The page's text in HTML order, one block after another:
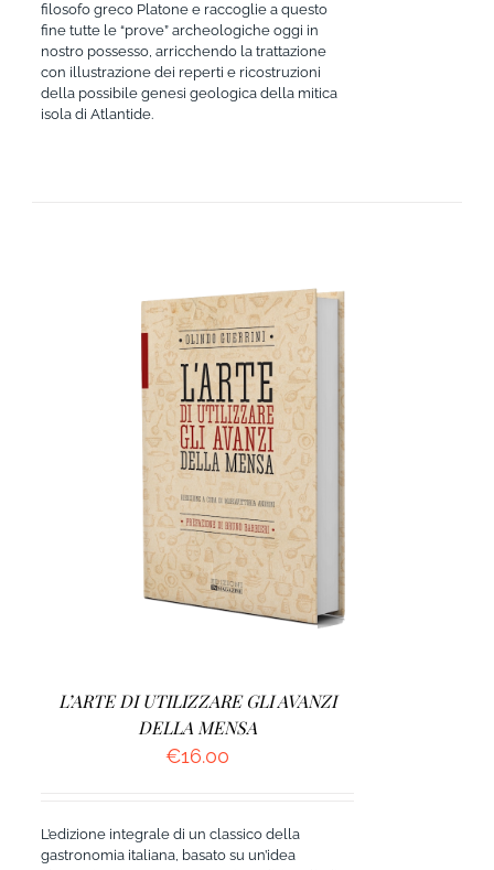
filosofo greco Platone e raccoglie a questo
fine tutte le “prove” archeologiche oggi in
nostro possesso, arricchendo la trattazione
con illustrazione dei reperti e ricostruzioni
della possibile genesi geologica della mitica
isola di Atlantide.
AGGIUNGI AL CARRELLO /
L’ARTE DI UTILIZZARE GLI AVANZI
DELLA MENSA
€16.00
L’edizione integrale di un classico della
gastronomia italiana, basato su un’idea